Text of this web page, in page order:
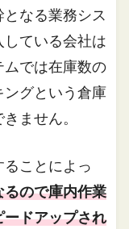
なる業務シス
ている会社は
ムでは在庫数の
グという倉庫
ません。
ことによっ
ので庫内作業
ドアップされ